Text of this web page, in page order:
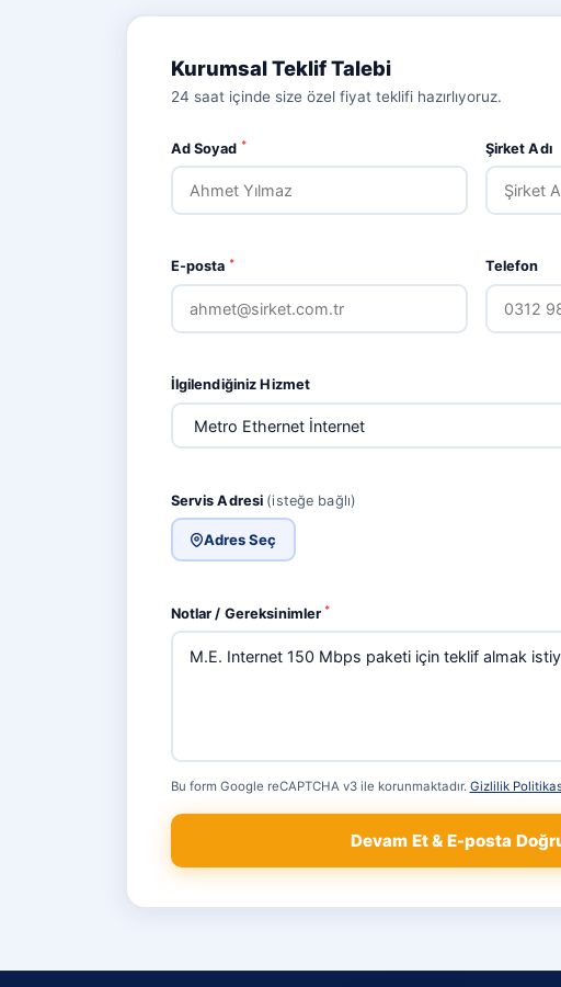
Kurumsal Teklif Talebi
24 saat içinde size özel fiyat teklifi hazırlıyoruz.
Ad Soyad * Şirket Adı
E-posta * Telefon
İlgilendiğiniz Hizmet
Servis Adresi (isteğe bağlı)
Adres Seç
Notlar / Gereksinimler *
Bu form Google reCAPTCHA v3 ile korunmaktadır. Gizlilik
Devam Et & E-posta